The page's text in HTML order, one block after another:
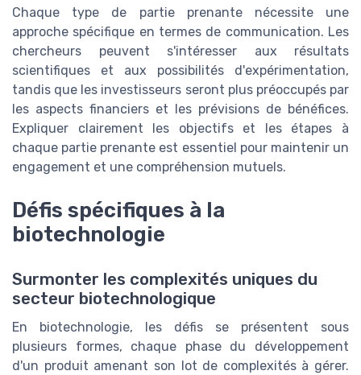
Chaque type de partie prenante nécessite une
approche spécifique en termes de communication. Les
chercheurs peuvent s'intéresser aux résultats
scientifiques et aux possibilités d'expérimentation,
tandis que les investisseurs seront plus préoccupés par
les aspects financiers et les prévisions de bénéfices.
Expliquer clairement les objectifs et les étapes à
chaque partie prenante est essentiel pour maintenir un
engagement et une compréhension mutuels.
Défis spécifiques à la
biotechnologie
Surmonter les complexités uniques du
secteur biotechnologique
En biotechnologie, les défis se présentent sous
plusieurs formes, chaque phase du développement
d'un produit amenant son lot de complexités à gérer.